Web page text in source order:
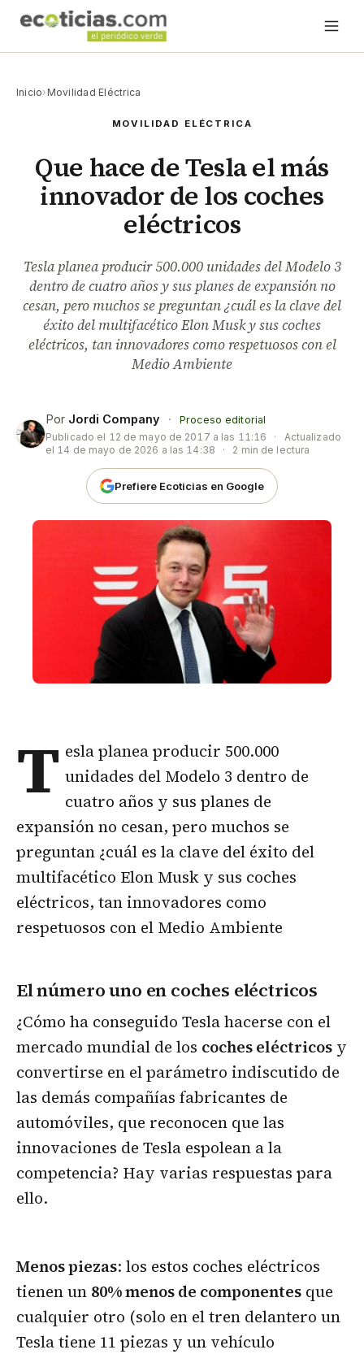
Inicio› Movilidad Eléctrica
MOVILIDAD ELÉCTRICA
Que hace de Tesla el más
innovador de los coches
eléctricos
Tesla planea producir 500.000 unidades del Modelo 3
dentro de cuatro años y sus planes de expansión no
cesan, pero muchos se preguntan ¿cuál es la clave del
éxito del multifacético Elon Musk y sus coches
eléctricos, tan innovadores como respetuosos con el
Medio Ambiente
Por Jordi Company ·
Proceso editorial
Publicado el 12 de mayo de 2017 a las 11:16 ·
Actualizado
el 14 de mayo de 2026 a las 14:38 · 2 min de lectura
Prefiere Ecoticias en Google
T esla planea producir 500.000
unidades del Modelo 3 dentro de
cuatro años y sus planes de
expansión no cesan, pero muchos se
preguntan ¿cuál es la clave del éxito del
multifacético Elon Musk y sus coches
eléctricos, tan innovadores como
respetuosos con el Medio Ambiente
El número uno en coches eléctricos
¿Cómo ha conseguido Tesla hacerse con el
mercado mundial de los coches eléctricos y
convertirse en el parámetro indiscutido de
las demás compañías fabricantes de
automóviles, que reconocen que las
innovaciones de Tesla espolean a la
competencia? Hay varias respuestas para
ello.
Menos piezas: los estos coches eléctricos
tienen un 80% menos de componentes que
cualquier otro (solo en el tren delantero un
Tesla tiene 11 piezas y un vehículo